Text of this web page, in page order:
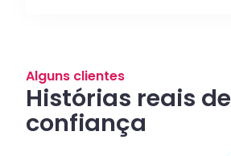
Alguns clientes
Histórias reais de
confiança